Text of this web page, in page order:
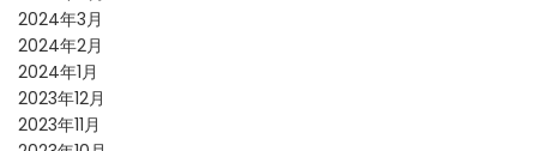
2024年3月
2024年2月
2024年1月
2023年12月
2023年11月